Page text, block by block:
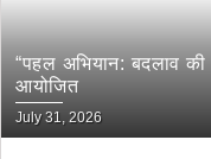
“पहल अभियान: बदलाव की
आयोजित
July 31, 2026